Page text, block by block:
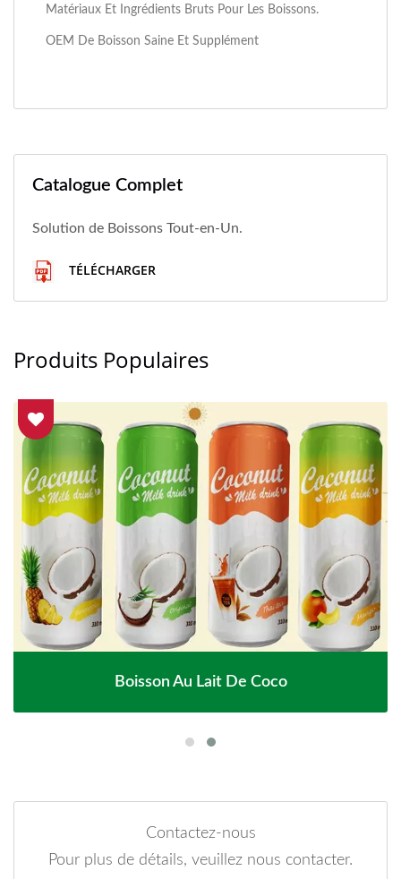
Matériaux Et Ingrédients Bruts Pour Les Boissons.
OEM De Boisson Saine Et Supplément
Catalogue Complet
Solution de Boissons Tout-en-Un.
TÉLÉCHARGER
Produits Populaires
Boisson Au Lait De Coco
Contactez-nous
Pour plus de détails, veuillez nous contacter.